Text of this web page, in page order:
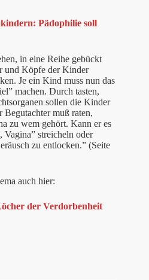
Pädophilie soll
in eine Reihe gebückt
und Köpfe der Kinder
Je ein Kind muss nun das
machen. Durch tasten,
sollen die Kinder
muß raten,
zu wem gehört. Kann er es
Vagina” streicheln oder
zu entlocken.” (Seite
auch hier:
der Verdorbenheit